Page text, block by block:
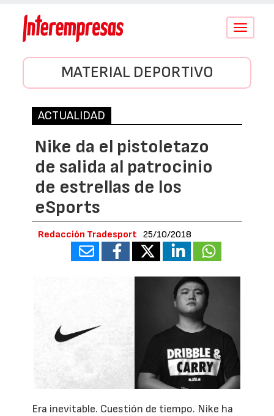
Conmutar
MATERIAL DEPORTIVO
ACTUALIDAD
Nike da el pistoletazo
de salida al patrocinio
de estrellas de los
eSports
Redacción Tradesport 25/10/2018
Era inevitable. Cuestión de tiempo. Nike ha